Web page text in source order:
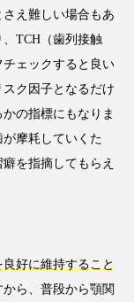
え難しい場合もあ
TCH（歯列接触
ェックすると良い
ク因子となるだけ
の指標にもなりま
摩耗していくた
を指摘してもらえ
好に維持すること
から、普段から顎関